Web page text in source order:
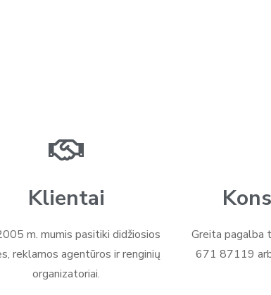
Klientai
m. mumis pasitiki didžiosios
reklamos agentūros ir renginių
organizatoriai.
Greita pagalba
671 87119